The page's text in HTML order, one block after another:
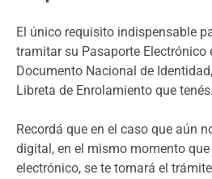
El único requisito indispensable
tramitar su Pasaporte Electrónico
Documento Nacional de
Libreta de Enrolamiento que tenés.
Recordá que en el caso que aún
digital, en el mismo momento
electrónico, se te tomará el